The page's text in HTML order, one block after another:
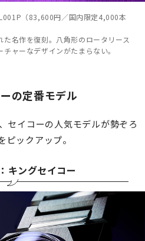
（83,600円／国内限定4,000本
た名作を復刻。八角形のロータリース
ャーなデザインがたまらない。
の定番モデル
セイコーの人気モデルが勢ぞろ
ックアップ。
キングセイコー